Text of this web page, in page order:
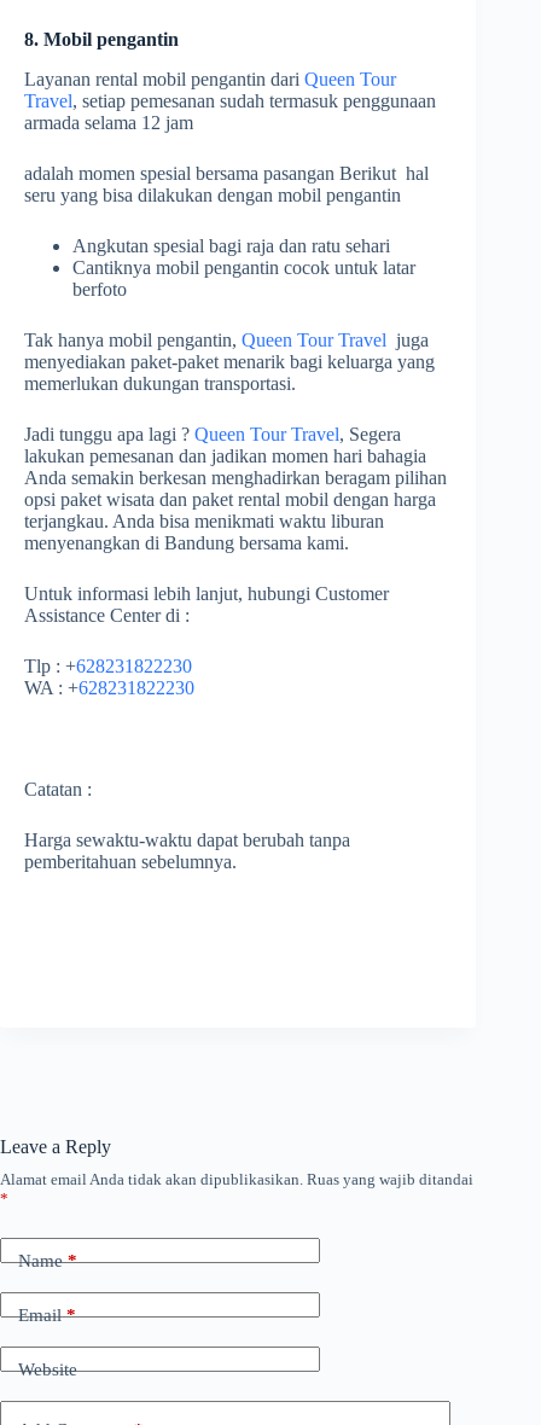
8. Mobil pengantin
Layanan rental mobil pengantin dari Queen Tour
Travel, setiap pemesanan sudah termasuk penggunaan
armada selama 12 jam
adalah momen spesial bersama pasangan Berikut hal
seru yang bisa dilakukan dengan mobil pengantin
Angkutan spesial bagi raja dan ratu sehari
Cantiknya mobil pengantin cocok untuk latar
berfoto
Tak hanya mobil pengantin, Queen Tour Travel juga
menyediakan paket-paket menarik bagi keluarga yang
memerlukan dukungan transportasi.
Jadi tunggu apa lagi ? Queen Tour Travel, Segera
lakukan pemesanan dan jadikan momen hari bahagia
Anda semakin berkesan menghadirkan beragam pilihan
opsi paket wisata dan paket rental mobil dengan harga
terjangkau. Anda bisa menikmati waktu liburan
menyenangkan di Bandung bersama kami.
Untuk informasi lebih lanjut, hubungi Customer
Assistance Center di :
Tlp : +628231822230
WA : +628231822230
Catatan :
Harga sewaktu-waktu dapat berubah tanpa
pemberitahuan sebelumnya.
Leave a Reply
Alamat email Anda tidak akan dipublikasikan. Ruas yang wajib ditandai
*
Name*
Email*
Website